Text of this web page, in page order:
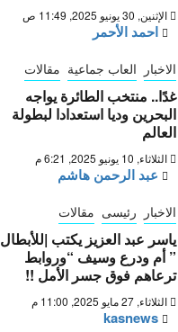
الإثنين, 30 يونيو 2025, 11:49 ص
احمد الأحمر
الاخبار العاب جماعية مقالات
غدًا.. منتخب الطائرة يواجه
البحرين وديا استعدادا لبطولة
العالم
الثلاثاء, 10 يونيو 2025, 6:21 م
عبد الرحمن هاشم
الاخبار رئيسى مقالات
ياسر عبد العزيز يكتب |للأبطال
” أم ودرع وسيف “وروابط
ترعاهم فوق جسر الأمل !!
الثلاثاء, 27 مايو 2025, 11:00 م
kasnews